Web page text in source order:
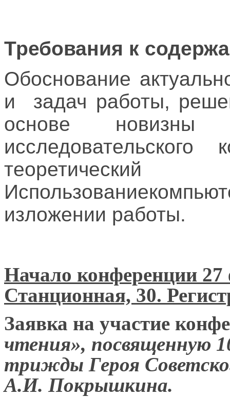
Требования к
Обоснование
и задач работы,
основе новизны
исследовательского
изложении работы.
Начало конференции 27
Станционная, 30.
Заявка на участие
чтения», посвященную
трижды Героя
А.И. Покрышкина.